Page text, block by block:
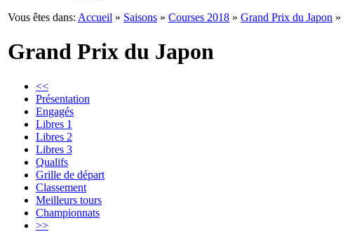
Vous êtes dans: Accueil » Saisons » Courses 2018 » Grand Prix du Japon »
Grand Prix du Japon
<<
Présentation
Engagés
Libres 1
Libres 2
Libres 3
Qualifs
Grille de départ
Classement
Meilleurs tours
Championnats
>>